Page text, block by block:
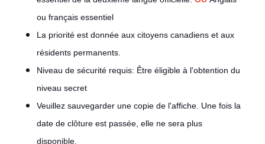
ou français essentiel
La priorité est donnée aux citoyens canadiens et aux
résidents permanents.
Niveau de sécurité requis: Être éligible à l'obtention du
niveau secret
Veuillez sauvegarder une copie de l'affiche. Une fois la
date de clôture est passée, elle ne sera plus
disponible.